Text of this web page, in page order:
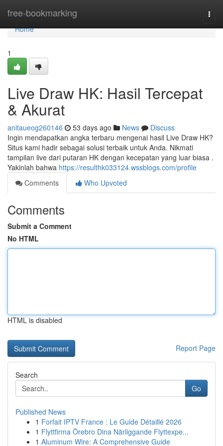
free-bookmarking
Home
Home
1
Live Draw HK: Hasil Tercepat
& Akurat
anitaueog260146 53 days ago News
Discuss
Ingin mendapatkan angka terbaru mengenai hasil Live Draw HK?
Situs kami hadir sebagai solusi terbaik untuk Anda. Nikmati
tampilan live dari putaran HK dengan kecepatan yang luar biasa .
Yakinlah bahwa https://resulthk033124.wssblogs.com/profile
Comments
Who Upvoted
Comments
Submit a Comment
No HTML
HTML is disabled
Report Page
Search
Go
Published News
1 Forfait IPTV France : Le Guide Détaillé 2026
1 Flyttfirma Örebro Dina Närliggande Flyttexpe...
1 Aluminum Wire: A Comprehensive Guide